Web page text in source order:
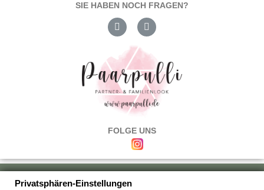
SIE HABEN NOCH FRAGEN?
FOLGE UNS
Über uns|Versand & Zahlung|Umtausch & Rückgabe
Privatsphären-Einstellungen